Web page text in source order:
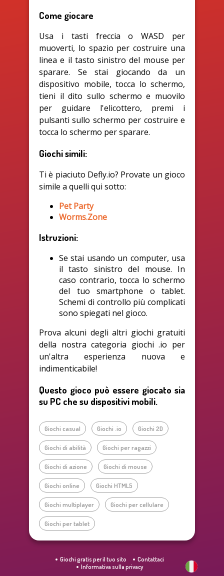
Come giocare
Usa i tasti freccia o WASD per
muoverti, lo spazio per costruire una
linea e il tasto sinistro del mouse per
sparare. Se stai giocando da un
dispositivo mobile, tocca lo schermo,
tieni il dito sullo schermo e muovilo
per guidare l'elicottero, premi i
pulsanti sullo schermo per costruire e
tocca lo schermo per sparare.
Giochi simili:
Ti è piaciuto Defly.io? Provate un gioco
simile a quelli qui sotto:
Pet Party
Worms.Zone
Istruzioni:
Se stai usando un computer, usa
il tasto sinistro del mouse. In
caso contrario, tocca lo schermo
del tuo smartphone o tablet.
Schemi di controllo più complicati
sono spiegati nel gioco.
Prova alcuni degli altri giochi gratuiti
della nostra categoria giochi .io per
un'altra esperienza nuova e
indimenticabile!
Questo gioco può essere giocato sia
su PC che su dispositivi mobili.
Giochi casual Giochi .io Giochi 2D
Giochi di abilità Giochi per ragazzi
Giochi di azione Giochi di mouse
Giochi online Giochi HTML5
Giochi multiplayer Giochi per cellulare
Giochi per tablet
Giochi gratis per il tuo sito
Contattaci
Informativa sulla privacy